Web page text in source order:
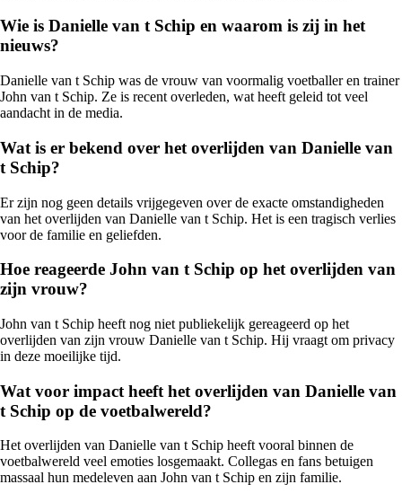
Wie is Danielle van t Schip en waarom is zij in het
nieuws?
Danielle van t Schip was de vrouw van voormalig voetballer en trainer
John van t Schip. Ze is recent overleden, wat heeft geleid tot veel
aandacht in de media.
Wat is er bekend over het overlijden van Danielle van
t Schip?
Er zijn nog geen details vrijgegeven over de exacte omstandigheden
van het overlijden van Danielle van t Schip. Het is een tragisch verlies
voor de familie en geliefden.
Hoe reageerde John van t Schip op het overlijden van
zijn vrouw?
John van t Schip heeft nog niet publiekelijk gereageerd op het
overlijden van zijn vrouw Danielle van t Schip. Hij vraagt om privacy
in deze moeilijke tijd.
Wat voor impact heeft het overlijden van Danielle van
t Schip op de voetbalwereld?
Het overlijden van Danielle van t Schip heeft vooral binnen de
voetbalwereld veel emoties losgemaakt. Collegas en fans betuigen
massaal hun medeleven aan John van t Schip en zijn familie.